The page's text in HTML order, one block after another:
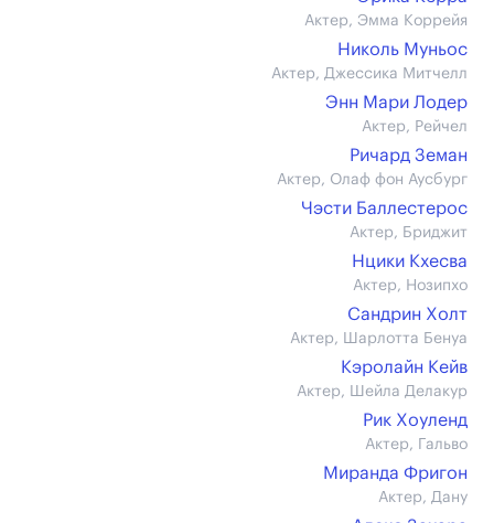
Актер, Эмма Коррейя
Николь Муньос
Актер, Джессика Митчелл
Энн Мари Лодер
Актер, Рейчел
Ричард Земан
Актер, Олаф фон Аусбург
Чэсти Баллестерос
Актер, Бриджит
Нцики Кхесва
Актер, Нозипхо
Сандрин Холт
Актер, Шарлотта Бенуа
Кэролайн Кейв
Актер, Шейла Делакур
Рик Хоуленд
Актер, Гальво
Миранда Фригон
Актер, Дану